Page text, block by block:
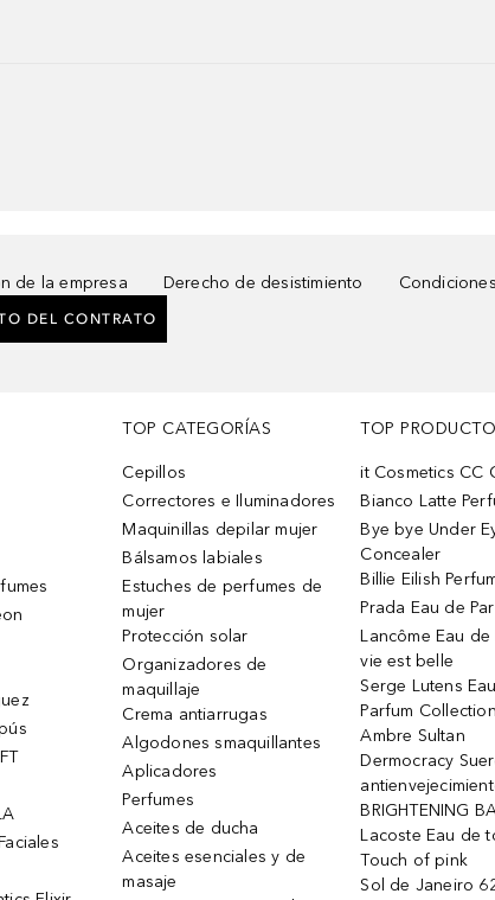
de la empresa Derecho de desistimiento
DEL CONTRATO
TOP CATEGORÍAS
Cepillos
Correctores e Iluminadores
Maquinillas depilar mujer
Bálsamos labiales
Estuches de perfumes de
mujer
Protección solar
Organizadores de
maquillaje
Crema antiarrugas
Algodones smaquillantes
Aplicadores
Perfumes
Aceites de ducha
Aceites esenciales y de
masaje
TOP
it Cosmetics CC
Bianco Latte
Bye bye Under
Concealer
Billie Eilish
Prada Eau de
Lancôme Eau de
vie est belle
Serge Lutens
Parfum
Ambre Sultan
Dermocracy
BRIGHTENING
Lacoste Eau de
Touch of pink
Sol de Janeiro